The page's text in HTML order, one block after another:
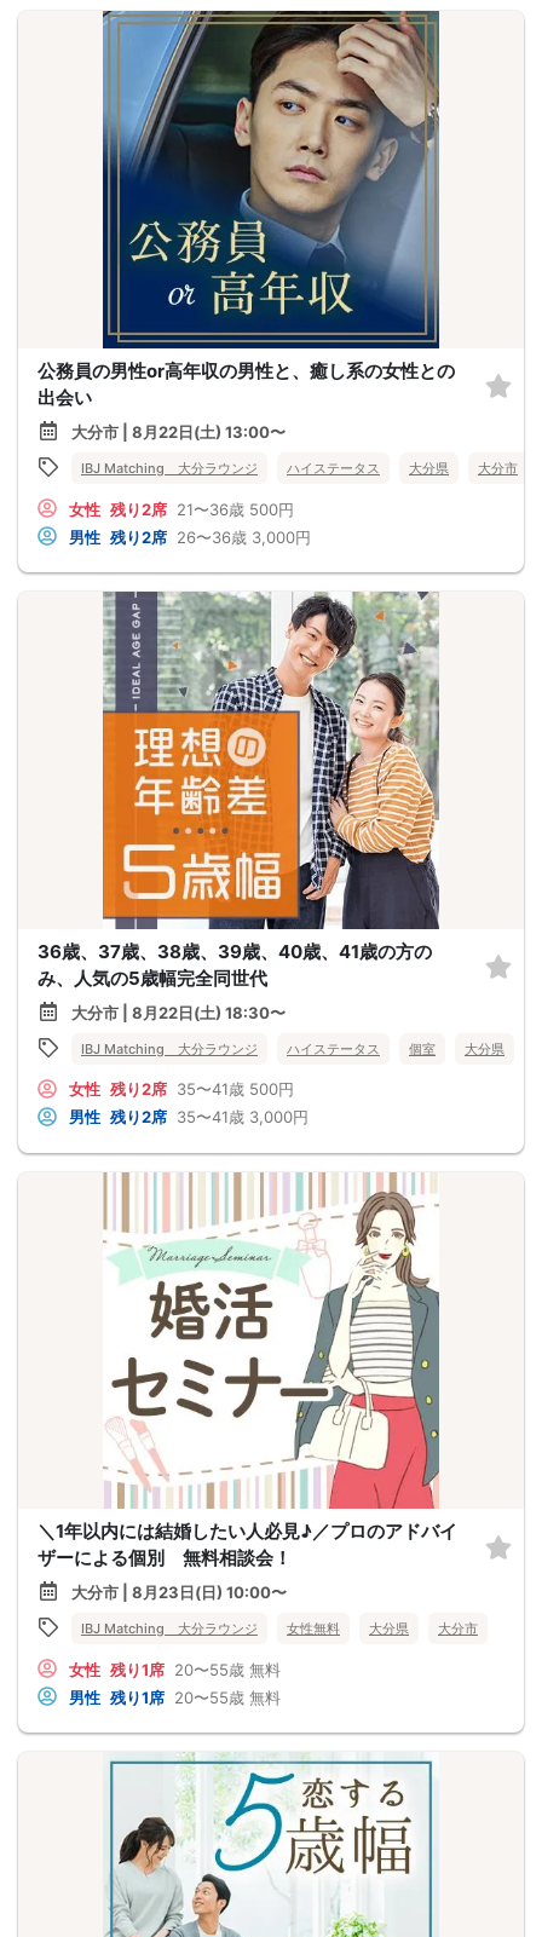
公務員の男性or高年収の男性と、癒し系の女性との
出会い
大分市 | 8月22日(土) 13:00〜
IBJ Matching 大分ラウンジ ハイステータス 大分県 大分市
女性 残り2席 21〜36歳 500円
男性 残り2席 26〜36歳 3,000円
36歳、37歳、38歳、39歳、40歳、41歳の方の
み、人気の5歳幅完全同世代
大分市 | 8月22日(土) 18:30〜
IBJ Matching 大分ラウンジ ハイステータス 個室 大分県
女性 残り2席 35〜41歳 500円
男性 残り2席 35〜41歳 3,000円
＼1年以内には結婚したい人必見♪／プロのアドバイ
ザーによる個別 無料相談会！
大分市 | 8月23日(日) 10:00〜
IBJ Matching 大分ラウンジ 女性無料 大分県 大分市
女性 残り1席 20〜55歳 無料
男性 残り1席 20〜55歳 無料